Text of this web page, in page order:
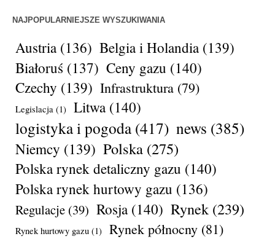
NAJPOPULARNIEJSZE WYSZUKIWANIA
Austria(136) Belgia i Holandia(139)
Białoruś (137) Ceny gazu (140)
Czechy (139) Infrastruktura (79)
Legislacja (1) Litwa(140)
logistyka i pogoda(417) news (385)
Niemcy (139) Polska (275)
Polska rynek detaliczny gazu (140)
Polska rynek hurtowy gazu (136)
Regulacje (39) Rosja(140) Rynek (239)
Rynek hurtowy gazu (1) Rynek północny (81)